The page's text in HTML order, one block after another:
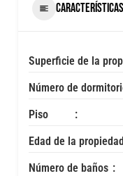
Superficie de la
Número de
Piso
Edad de la propiedad
Número de baños